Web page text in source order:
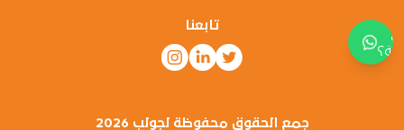
تابعنا
جمع الحقوق محفوظة لجولب 2026